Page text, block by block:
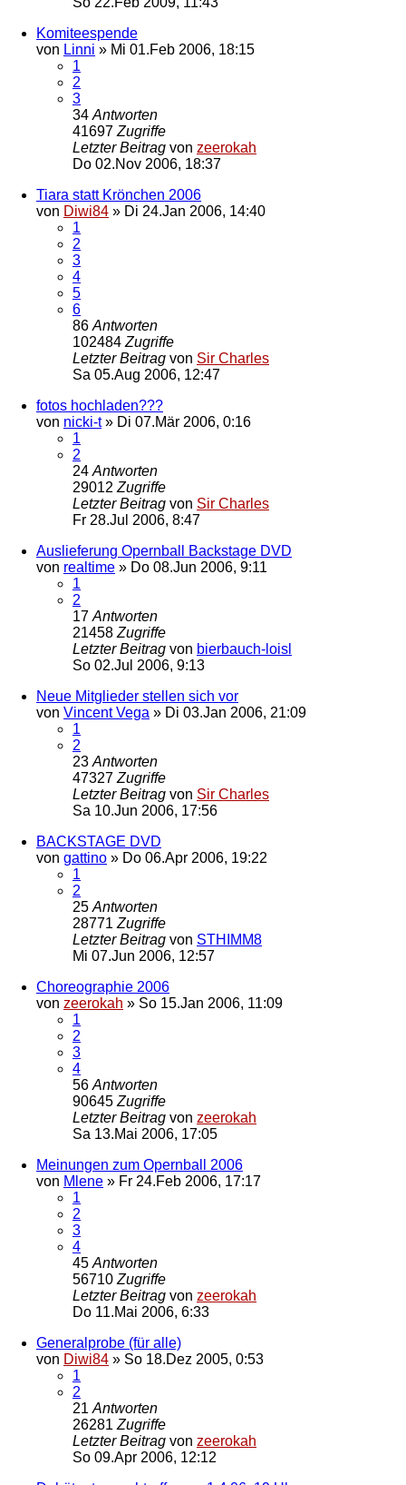
Komiteespende
von Linni » Mi 01.Feb 2006, 18:15
1
2
3
34 Antworten
41697 Zugriffe
Letzter Beitrag von zeerokah
Do 02.Nov 2006, 18:37
Tiara statt Krönchen 2006
von Diwi84 » Di 24.Jan 2006, 14:40
1
2
3
4
5
6
86 Antworten
102484 Zugriffe
Letzter Beitrag von Sir Charles
Sa 05.Aug 2006, 12:47
fotos hochladen???
von nicki-t» Di 07.Mär 2006, 0:16
1
2
24 Antworten
29012 Zugriffe
Letzter Beitrag von Sir Charles
Fr 28.Jul 2006, 8:47
Auslieferung Opernball Backstage DVD
von realtime » Do 08.Jun 2006, 9:11
1
2
17 Antworten
21458 Zugriffe
Letzter Beitrag von bierbauch-loisl
So 02.Jul 2006, 9:13
Neue Mitglieder stellen sich vor
von Vincent Vega » Di 03.Jan 2006, 21:09
1
2
23 Antworten
47327 Zugriffe
Letzter Beitrag von Sir Charles
Sa 10.Jun 2006, 17:56
BACKSTAGE DVD
von gattino » Do 06.Apr 2006, 19:22
1
2
25 Antworten
28771 Zugriffe
Letzter Beitrag von STHIMM8
Mi 07.Jun 2006, 12:57
Choreographie 2006
von zeerokah » So 15.Jan 2006, 11:09
1
2
3
4
56 Antworten
90645 Zugriffe
Letzter Beitrag von zeerokah
Sa 13.Mai 2006, 17:05
Meinungen zum Opernball 2006
von Mlene » Fr 24.Feb 2006, 17:17
1
2
3
4
45 Antworten
56710 Zugriffe
Letzter Beitrag von zeerokah
Do 11.Mai 2006, 6:33
Generalprobe (für alle)
von Diwi84 » So 18.Dez 2005, 0:53
1
2
21 Antworten
26281 Zugriffe
Letzter Beitrag von zeerokah
So 09.Apr 2006, 12:12